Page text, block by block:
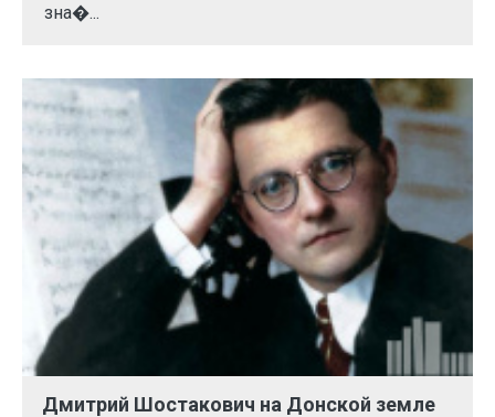
зна�...
Дмитрий Шостакович на Донской земле